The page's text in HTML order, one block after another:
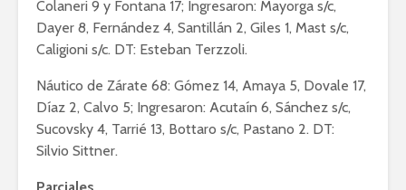
Colaneri 9 y Fontana 17; Ingresaron: Mayorga s/c,
Dayer 8, Fernández 4, Santillán 2, Giles 1, Mast s/c,
Caligioni s/c. DT: Esteban Terzzoli.
Náutico de Zárate 68: Gómez 14, Amaya 5, Dovale 17,
Díaz 2, Calvo 5; Ingresaron: Acutaín 6, Sánchez s/c,
Sucovsky 4, Tarrié 13, Bottaro s/c, Pastano 2. DT:
Silvio Sittner.